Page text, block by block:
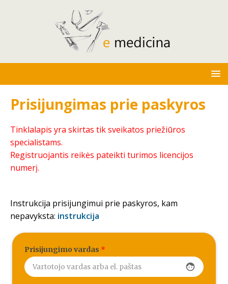
Prisijungimas prie paskyros
Tinklalapis yra skirtas tik sveikatos priežiūros
specialistams.
Registruojantis reikės pateikti turimos licencijos
numerį.
Instrukcija prisijungimui prie paskyros, kam
nepavyksta: instrukcija
Prisijungimo vardas *
face